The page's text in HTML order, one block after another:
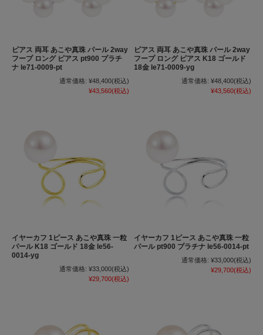
ピアス 両耳 あこや真珠 パール 2way
フープ ロング ピアス pt900 プラチ
ナ le71-0009-pt
通常価格: ¥48,400(税込)
¥43,560(税込)
ピアス 両耳 あこや真珠 パール 2way
フープ ロング ピアス K18 ゴールド
18金 le71-0009-yg
通常価格: ¥48,400(税込)
¥43,560(税込)
イヤーカフ 1ピース あこや真珠 一粒
パール K18 ゴールド 18金 le56-
0014-yg
通常価格: ¥33,000(税込)
¥29,700(税込)
イヤーカフ 1ピース あこや真珠 一粒
パール pt900 プラチナ le56-0014-pt
通常価格: ¥33,000(税込)
¥29,700(税込)